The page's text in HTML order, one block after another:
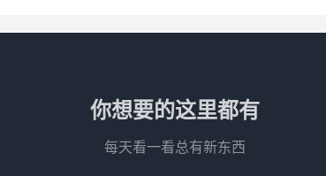
你想要的这里都有
每天看一看总有新东西